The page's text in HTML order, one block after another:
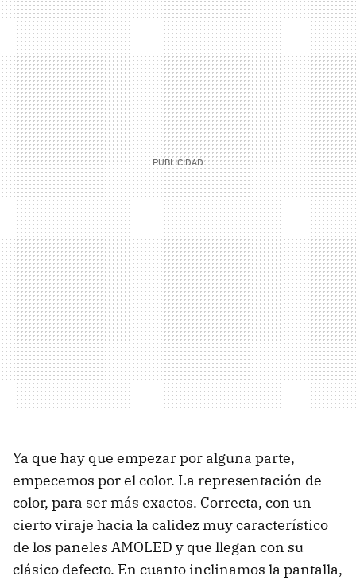
Ya que hay que empezar por alguna parte,
empecemos por el color. La representación de
color, para ser más exactos. Correcta, con un
cierto viraje hacia la calidez muy característico
de los paneles AMOLED y que llegan con su
clásico defecto. En cuanto inclinamos la pantalla,